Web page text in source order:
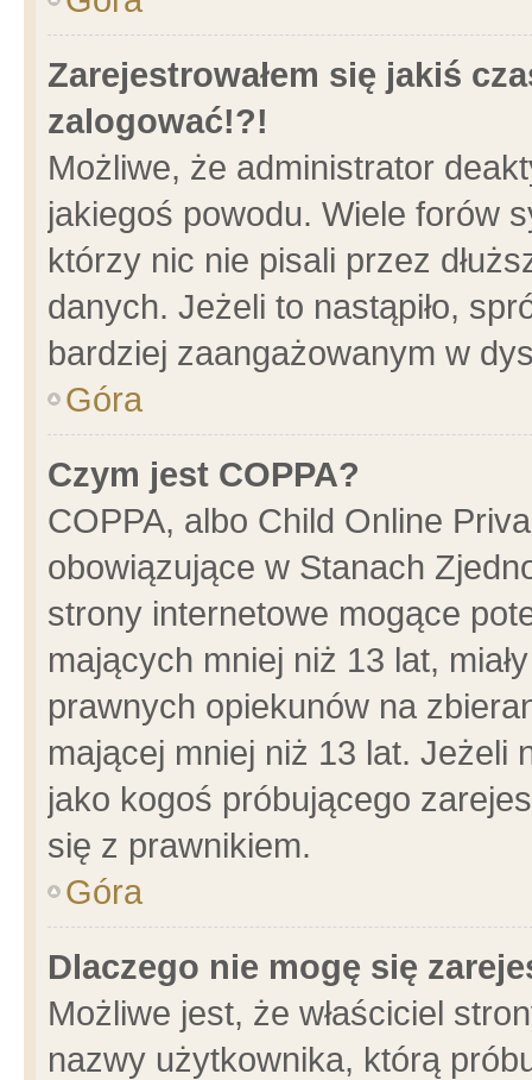
Zarejestrowałem się jakiś
zalogować!?!
Możliwe, że administrator
jakiegoś powodu. Wiele forów
którzy nic nie pisali przez
danych. Jeżeli to nastąpiło,
bardziej zaangażowanym w
Góra
Czym jest COPPA?
COPPA, albo Child Online
obowiązujące w Stanach
strony internetowe mogące
mających mniej niż 13 lat,
prawnych opiekunów na
mającej mniej niż 13 lat. Jeżeli
jako kogoś próbującego
się z prawnikiem.
Góra
Dlaczego nie mogę się
Możliwe jest, że właściciel
nazwy użytkownika, którą